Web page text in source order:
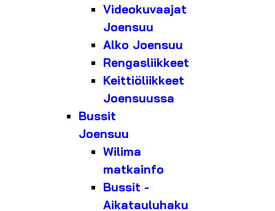
Videokuvaajat
Joensuu
Alko Joensuu
Rengasliikkeet
Keittiöliikkeet
Joensuussa
Bussit
Joensuu
Wilima
matkainfo
Bussit -
Aikatauluhaku